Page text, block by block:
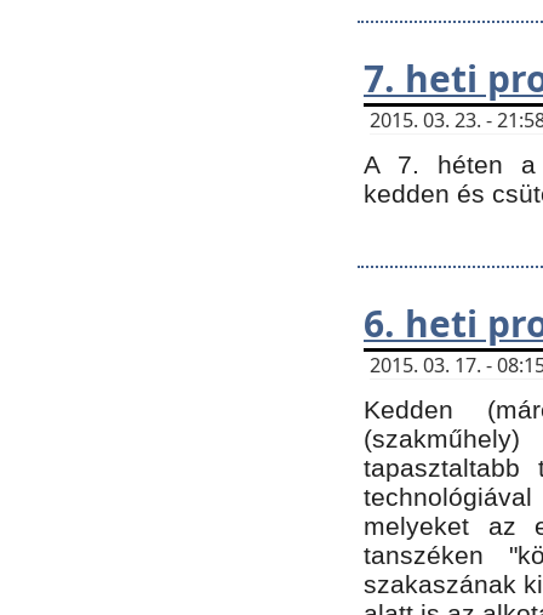
7. heti
2015. 03. 23. -
A 7. héten a
kedden és
6. heti
2015. 03. 17. -
Kedden
tapasztaltabb
melyeket az
tanszéken
szakaszának